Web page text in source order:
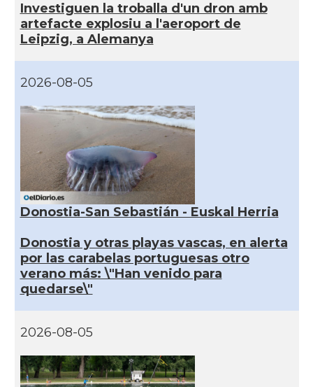
Investiguen la troballa d'un dron amb
artefacte explosiu a l'aeroport de
Leipzig, a Alemanya
2026-08-05
Donostia-San Sebastián - Euskal Herria
Donostia y otras playas vascas, en alerta
por las carabelas portuguesas otro
verano más: \"Han venido para
quedarse\"
2026-08-05